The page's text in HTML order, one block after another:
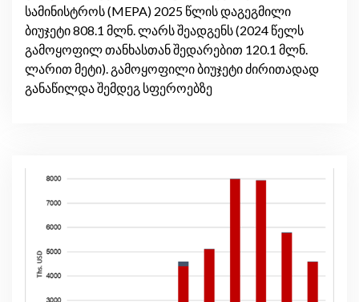
სამინისტროს (MEPA) 2025 წლის დაგეგმილი
ბიუჯეტი 808.1 მლნ. ლარს შეადგენს (2024 წელს
გამოყოფილ თანხასთან შედარებით 120.1 მლნ.
ლარით მეტი). გამოყოფილი ბიუჯეტი ძირითადად
განაწილდა შემდეგ სფეროებზე